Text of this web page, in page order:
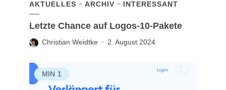
AKTUELLES ARCHIV INTERESSANT
Letzte Chance auf Logos-10-Pakete
Christian Weidtke 2. August 2024
MIN 1